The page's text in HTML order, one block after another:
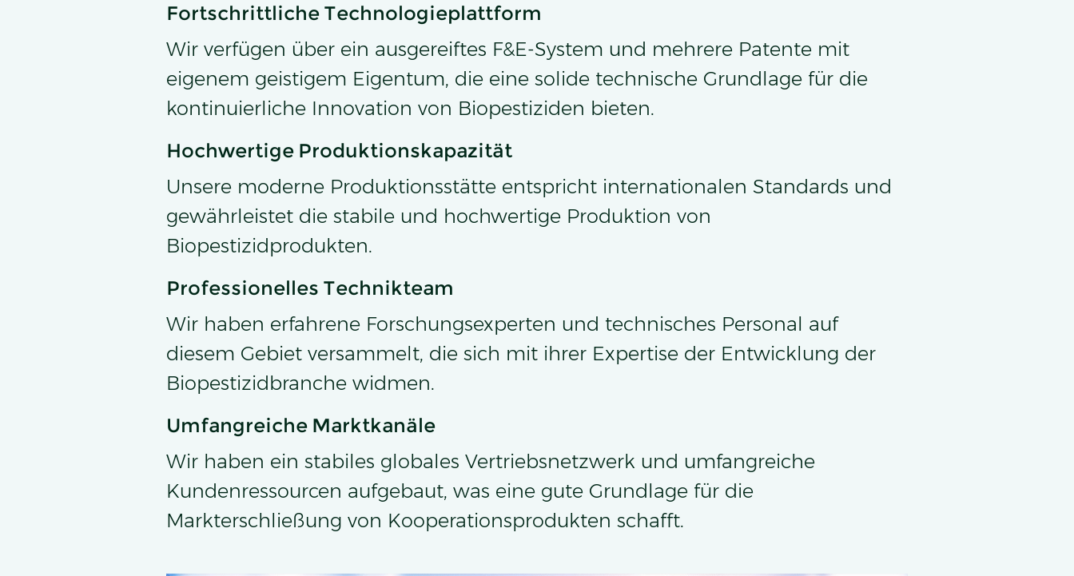
Fortschrittliche Technologieplattform
Wir verfügen über ein ausgereiftes F&E-System und mehrere Patente mit
eigenem geistigem Eigentum, die eine solide technische Grundlage für die
kontinuierliche Innovation von Biopestiziden bieten.
Hochwertige Produktionskapazität
Unsere moderne Produktionsstätte entspricht internationalen Standards und
gewährleistet die stabile und hochwertige Produktion von
Biopestizidprodukten.
Professionelles Technikteam
Wir haben erfahrene Forschungsexperten und technisches Personal auf
diesem Gebiet versammelt, die sich mit ihrer Expertise der Entwicklung der
Biopestizidbranche widmen.
Umfangreiche Marktkanäle
Wir haben ein stabiles globales Vertriebsnetzwerk und umfangreiche
Kundenressourcen aufgebaut, was eine gute Grundlage für die
Markterschließung von Kooperationsprodukten schafft.